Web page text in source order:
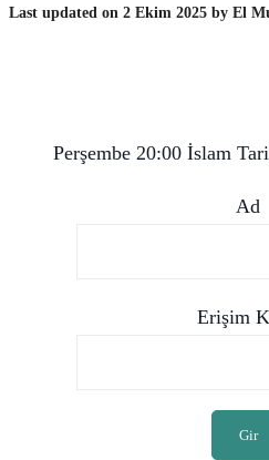
Last updated on 2 Ekim 2025 by El
Perşembe 20:00 İslam
Ad
Erişim
Gir